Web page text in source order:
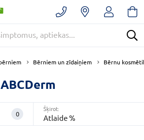
Bērniem un zīdaiņiem Bērnu
0
Šķirot:
Atlaide %